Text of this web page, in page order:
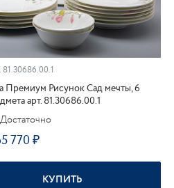
81.30686.00.1
Премиум Рисунок Сад мечты, 6
арт. 81.30686.00.1
Достаточно
770
КУПИТЬ